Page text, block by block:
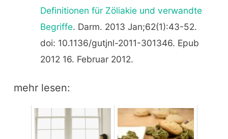
Definitionen für Zöliakie und verwandte
Begriffe. Darm. 2013 Jan;62(1):43-52.
doi: 10.1136/gutjnl-2011-301346. Epub
2012 16. Februar 2012.
mehr lesen: